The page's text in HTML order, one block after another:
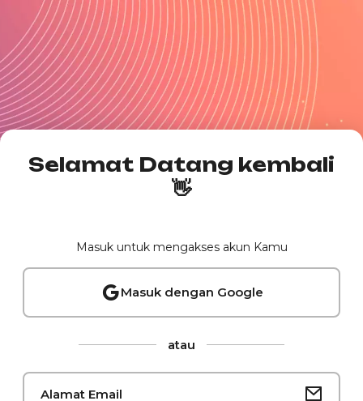
Selamat Datang kembali
👋
Masuk untuk mengakses akun Kamu
Masuk dengan Google
atau